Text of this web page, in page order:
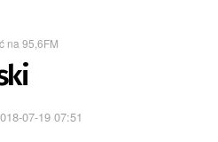
na 95,6FM
07-19 07:51